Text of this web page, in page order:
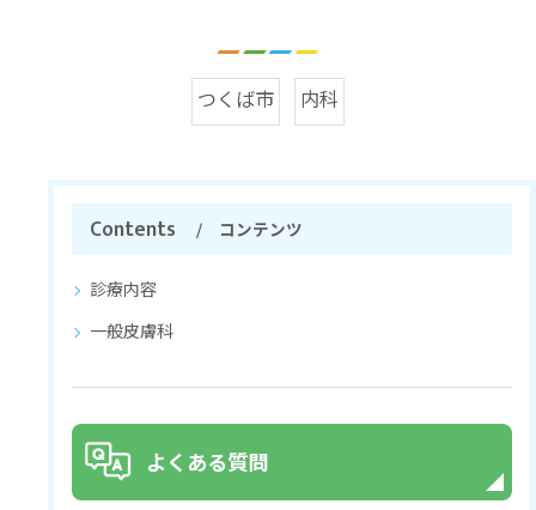
つくば市 内科
Contents コンテンツ
診療内容
一般皮膚科
よくある質問